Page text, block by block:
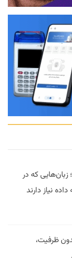
زبان‌هایی که در
نیاز دارند
ظرفیت،